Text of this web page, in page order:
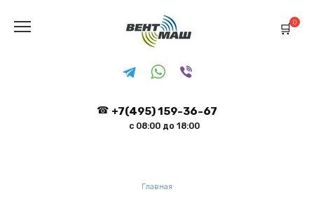
содержанию
+7(495) 159-36-67
с 08:00 до 18:00
0
Главная